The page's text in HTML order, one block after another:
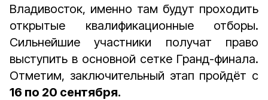
Владивосток, именно там будут проходить
открытые квалификационные отборы.
Сильнейшие участники получат право
выступить в основной сетке Гранд-финала.
Отметим, заключительный этап пройдёт с
16 по 20 сентября.